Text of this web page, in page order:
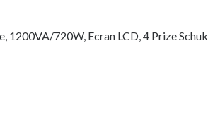
1200VA/720W, Ecran LCD, 4 Prize